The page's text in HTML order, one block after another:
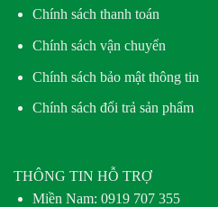
Chính sách thanh toán
Chính sách vận chuyển
Chính sách bảo mật thông tin
Chính sách đổi trả sản phẩm
THÔNG TIN HỖ TRỢ
Miền Nam: 0919 707 355